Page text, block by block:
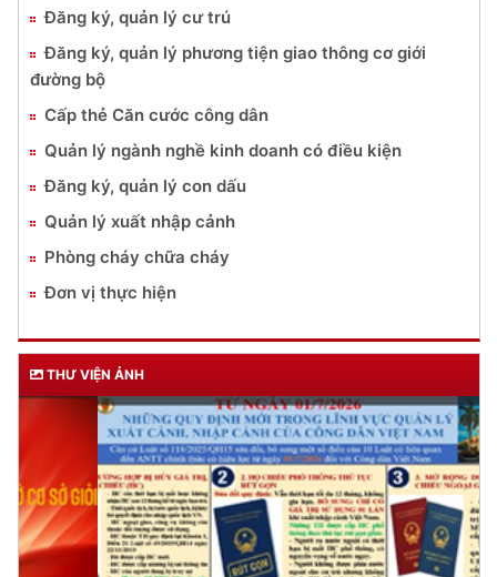
Đăng ký, quản lý cư trú
Đăng ký, quản lý phương tiện giao thông cơ giới
đường bộ
Cấp thẻ Căn cước công dân
Quản lý ngành nghề kinh doanh có điều kiện
Đăng ký, quản lý con dấu
Quản lý xuất nhập cảnh
Phòng cháy chữa cháy
Đơn vị thực hiện
THƯ VIỆN ẢNH